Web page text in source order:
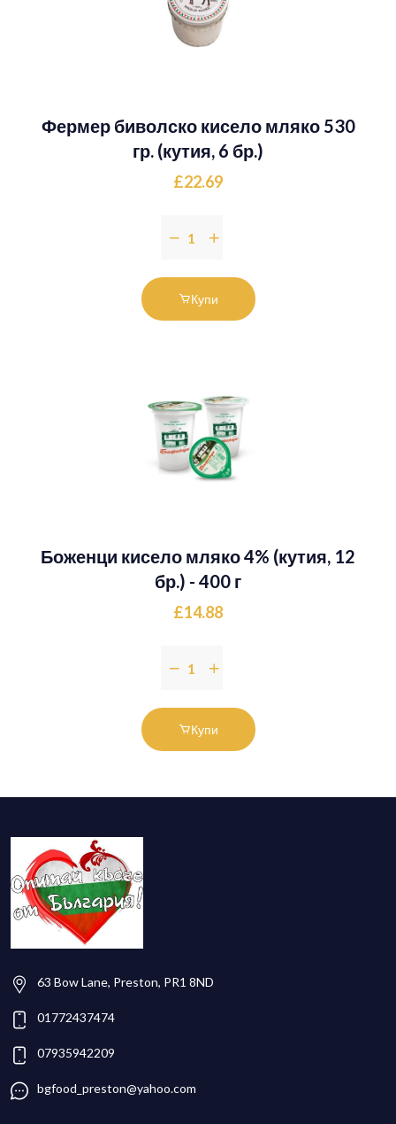
Фермер биволско кисело мляко 530
гр. (кутия, 6 бр.)
£22.69
Купи
Боженци кисело мляко 4% (кутия, 12
бр.) - 400 г
£14.88
Купи
63 Bow Lane, Preston, PR1 8ND
01772437474
07935942209
bgfood_preston@yahoo.com